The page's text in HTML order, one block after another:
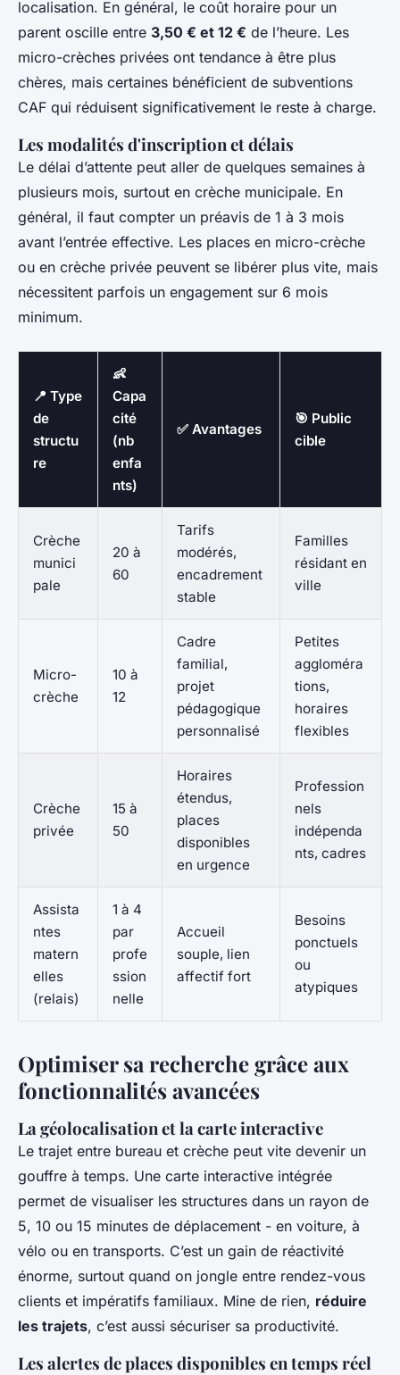
localisation. En général, le coût horaire pour un
parent oscille entre 3,50 € et 12 € de l’heure. Les
micro-crèches privées ont tendance à être plus
chères, mais certaines bénéficient de subventions
CAF qui réduisent significativement le reste à charge.
Les modalités d'inscription et délais
Le délai d’attente peut aller de quelques semaines à
plusieurs mois, surtout en crèche municipale. En
général, il faut compter un préavis de 1 à 3 mois
avant l’entrée effective. Les places en micro-crèche
ou en crèche privée peuvent se libérer plus vite, mais
nécessitent parfois un engagement sur 6 mois
minimum.
📍 Type
de
structu
re
👶
Capa
cité
(nb
enfa
nts)
✅ Avantages
🎯 Public
cible
Crèche
munici
pale
20 à
60
Tarifs
modérés,
encadrement
stable
Familles
résidant en
ville
Micro-
crèche
10 à
12
Cadre
familial,
projet
pédagogique
personnalisé
Petites
aggloméra
tions,
horaires
flexibles
Crèche
privée
15 à
50
Horaires
étendus,
places
disponibles
en urgence
Profession
nels
indépenda
nts, cadres
Assista
ntes
matern
elles
(relais)
1 à 4
par
profe
ssion
nelle
Accueil
souple, lien
affectif fort
Besoins
ponctuels
ou
atypiques
Optimiser sa recherche grâce aux
fonctionnalités avancées
La géolocalisation et la carte interactive
Le trajet entre bureau et crèche peut vite devenir un
gouffre à temps. Une carte interactive intégrée
permet de visualiser les structures dans un rayon de
5, 10 ou 15 minutes de déplacement - en voiture, à
vélo ou en transports. C’est un gain de réactivité
énorme, surtout quand on jongle entre rendez-vous
clients et impératifs familiaux. Mine de rien, réduire
les trajets, c’est aussi sécuriser sa productivité.
Les alertes de places disponibles en temps réel